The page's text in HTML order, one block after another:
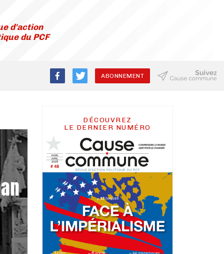
d'action
du PCF
ABONNEMENT
DÉCOUVREZ
LE DERNIER NUMÉRO